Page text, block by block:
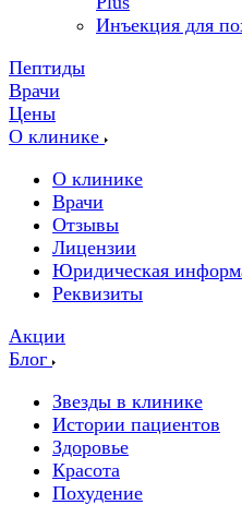
Инъекция для
Пептиды
Врачи
Цены
О клинике
О клинике
Врачи
Отзывы
Лицензии
Юридическая
Реквизиты
Акции
Блог
Звезды в клинике
Истории пациентов
Здоровье
Красота
Похудение